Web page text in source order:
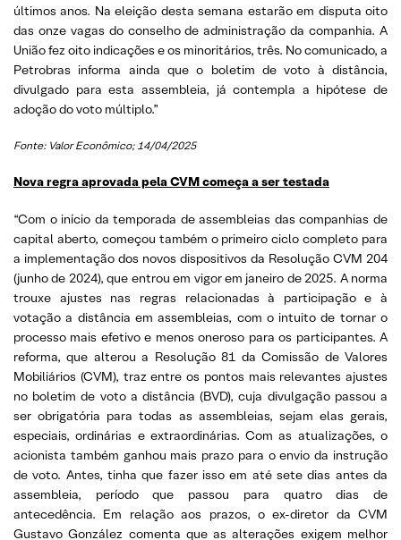
últimos anos. Na eleição desta semana estarão em disputa oito
das onze vagas do conselho de administração da companhia. A
União fez oito indicações e os minoritários, três. No comunicado, a
Petrobras informa ainda que o boletim de voto à distância,
divulgado para esta assembleia, já contempla a hipótese de
adoção do voto múltiplo.”
Fonte: Valor Econômico; 14/04/2025
Nova regra aprovada pela CVM começa a ser testada
“Com o início da temporada de assembleias das companhias de
capital aberto, começou também o primeiro ciclo completo para
a implementação dos novos dispositivos da Resolução CVM 204
(junho de 2024), que entrou em vigor em janeiro de 2025. A norma
trouxe ajustes nas regras relacionadas à participação e à
votação a distância em assembleias, com o intuito de tornar o
processo mais efetivo e menos oneroso para os participantes. A
reforma, que alterou a Resolução 81 da Comissão de Valores
Mobiliários (CVM), traz entre os pontos mais relevantes ajustes
no boletim de voto a distância (BVD), cuja divulgação passou a
ser obrigatória para todas as assembleias, sejam elas gerais,
especiais, ordinárias e extraordinárias. Com as atualizações, o
acionista também ganhou mais prazo para o envio da instrução
de voto. Antes, tinha que fazer isso em até sete dias antes da
assembleia, período que passou para quatro dias de
antecedência. Em relação aos prazos, o ex-diretor da CVM
Gustavo González comenta que as alterações exigem melhor